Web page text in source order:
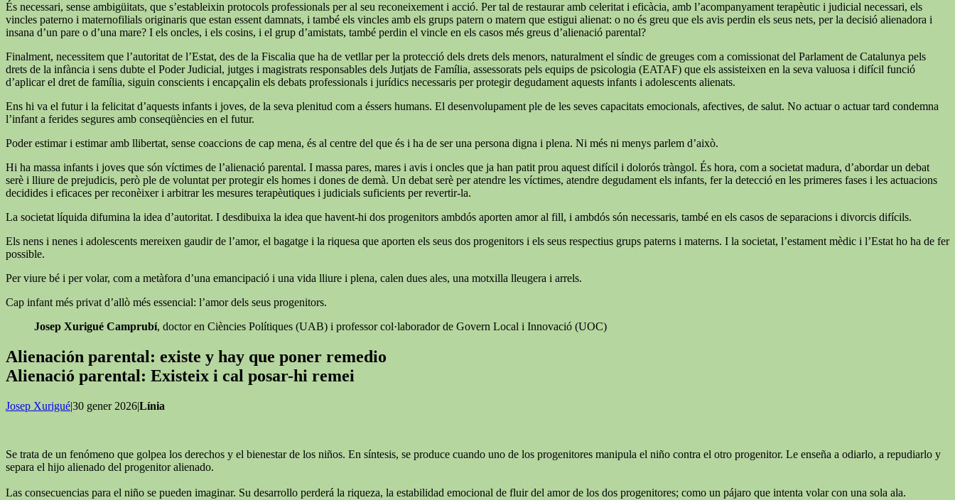
És necessari, sense ambigüitats, que s’estableixin protocols professionals per al seu reconeixement i acció. Per tal de restaurar amb celeritat i eficàcia, amb l’acompanyament terapèutic i judicial necessari, els
vincles paterno i maternofilials originaris que estan essent damnats, i també els vincles amb els grups patern o matern que estigui alienat: o no és greu que els avis perdin els seus nets, per la decisió alienadora i
insana d’un pare o d’una mare? I els oncles, i els cosins, i el grup d’amistats, també perdin el vincle en els casos més greus d’alienació parental?
Finalment, necessitem que l’autoritat de l’Estat, des de la Fiscalia que ha de vetllar per la protecció dels drets dels menors, naturalment el síndic de greuges com a comissionat del Parlament de Catalunya pels
drets de la infància i sens dubte el Poder Judicial, jutges i magistrats responsables dels Jutjats de Família, assessorats pels equips de psicologia (EATAF) que els assisteixen en la seva valuosa i difícil funció
d’aplicar el dret de família, siguin conscients i encapçalin els debats professionals i jurídics necessaris per protegir degudament aquests infants i adolescents alienats.
Ens hi va el futur i la felicitat d’aquests infants i joves, de la seva plenitud com a éssers humans. El desenvolupament ple de les seves capacitats emocionals, afectives, de salut. No actuar o actuar tard condemna
l’infant a ferides segures amb conseqüències en el futur.
Poder estimar i estimar amb llibertat, sense coaccions de cap mena, és al centre del que és i ha de ser una persona digna i plena. Ni més ni menys parlem d’això.
Hi ha massa infants i joves que són víctimes de l’alienació parental. I massa pares, mares i avis i oncles que ja han patit prou aquest difícil i dolorós tràngol. És hora, com a societat madura, d’abordar un debat
serè i lliure de prejudicis, però ple de voluntat per protegir els homes i dones de demà. Un debat serè per atendre les víctimes, atendre degudament els infants, fer la detecció en les primeres fases i les actuacions
decidides i eficaces per reconèixer i arbitrar les mesures terapèutiques i judicials suficients per revertir-la.
La societat líquida difumina la idea d’autoritat. I desdibuixa la idea que havent-hi dos progenitors ambdós aporten amor al fill, i ambdós són necessaris, també en els casos de separacions i divorcis difícils.
Els nens i nenes i adolescents mereixen gaudir de l’amor, el bagatge i la riquesa que aporten els seus dos progenitors i els seus respectius grups paterns i materns. I la societat, l’estament mèdic i l’Estat ho ha de fer
possible.
Per viure bé i per volar, com a metàfora d’una emancipació i una vida lliure i plena, calen dues ales, una motxilla lleugera i arrels.
Cap infant més privat d’allò més essencial: l’amor dels seus progenitors.
Josep Xurigué Camprubí, doctor en Ciències Polítiques (UAB) i professor col·laborador de Govern Local i Innovació (UOC)
Alienación parental: existe y hay que poner remedio
Alienació parental: Existeix i cal posar-hi remei
Josep Xurigué|30 gener 2026|Línia
Se trata de un fenómeno que golpea los derechos y el bienestar de los niños. En síntesis, se produce cuando uno de los progenitores manipula el niño contra el otro progenitor. Le enseña a odiarlo, a repudiarlo y
separa el hijo alienado del progenitor alienado.
Las consecuencias para el niño se pueden imaginar. Su desarrollo perderá la riqueza, la estabilidad emocional de fluir del amor de los dos progenitores; como un pájaro que intenta volar con una sola ala.